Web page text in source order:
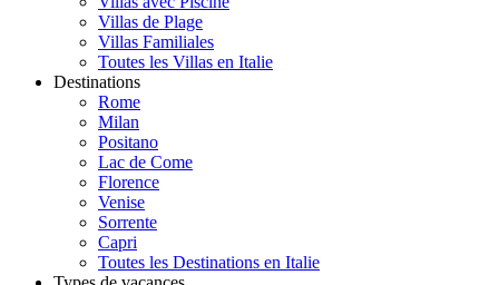
Villas de Plage
Villas Familiales
Toutes les Villas en Italie
Destinations
Rome
Milan
Positano
Lac de Come
Florence
Venise
Sorrente
Capri
Toutes les Destinations en Italie